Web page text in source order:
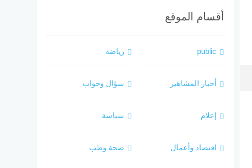
أقسام الموقع
public
أخبار المشاهير
إعلام
اقتصاد وأعمال
رياضة
سؤال وجواب
سياسة
صحة وطب